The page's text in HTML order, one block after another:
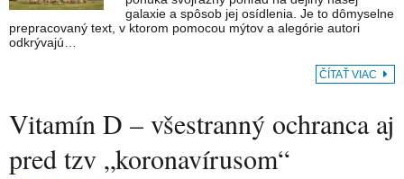
galaxie a spôsob jej osídlenia. Je to dômyselne
prepracovaný text, v ktorom pomocou mýtov a alegórie autori
odkrývajú…
ČÍTAŤ VIAC
Vitamín D – všestranný ochranca aj
pred tzv „koronavírusom“